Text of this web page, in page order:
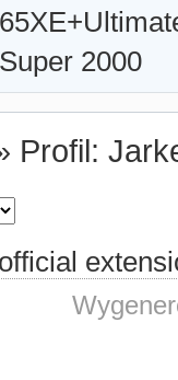
Super 2000
Profil: